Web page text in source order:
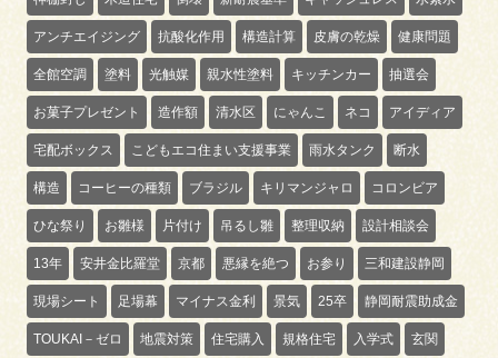
アンチエイジング 抗酸化作用 構造計算 皮膚の乾燥 健康問題
全館空調 塗料 光触媒 親水性塗料 キッチンカー 抽選会
お菓子プレゼント 造作額 清水区 にゃんこ ネコ アイディア
宅配ボックス こどもエコ住まい支援事業 雨水タンク 断水
構造 コーヒーの種類 ブラジル キリマンジャロ コロンビア
ひな祭り お雛様 片付け 吊るし雛 整理収納 設計相談会
13年 安井金比羅堂 京都 悪縁を絶つ お参り 三和建設静岡
現場シート 足場幕 マイナス金利 景気 25卒 静岡耐震助成金
TOUKAI－ゼロ 地震対策 住宅購入 規格住宅 入学式 玄関